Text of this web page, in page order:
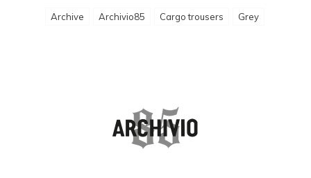
Archive Archivio85 Cargo trousers Grey